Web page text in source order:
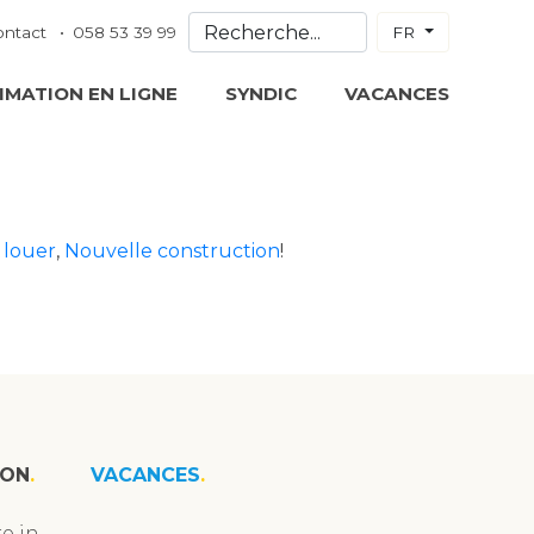
058 53 39 99 FR
EN LIGNE SYNDIC VACANCES
louer, Nouvelle construction!
VACANCES